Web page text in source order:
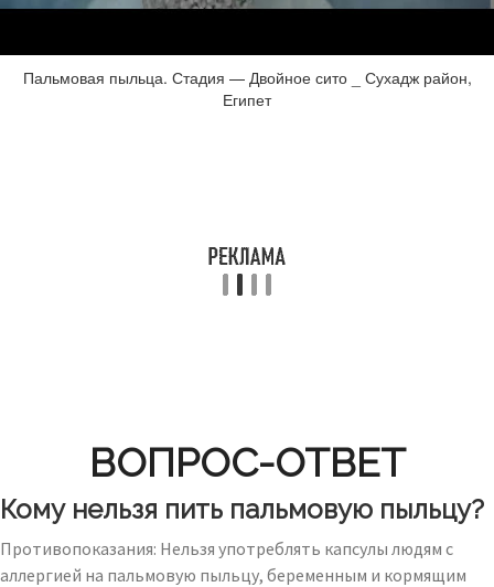
Пальмовая пыльца. Стадия — Двойное сито _ Сухадж район,
Египет
ВОПРОС-ОТВЕТ
Кому нельзя пить пальмовую пыльцу?
Противопоказания: Нельзя употреблять капсулы людям с
аллергией на пальмовую пыльцу, беременным и кормящим